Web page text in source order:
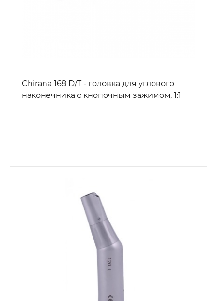
Chirana 168 D/T - головка для углового
наконечника с кнопочным зажимом, 1:1